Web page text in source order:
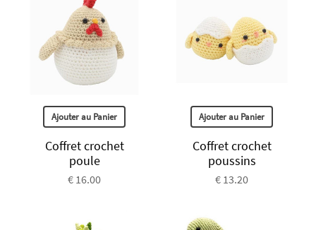
Ajouter au Panier
Coffret crochet
poule
€ 16.00
Ajouter au Panier
Coffret crochet
poussins
€ 13.20